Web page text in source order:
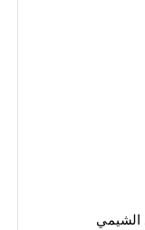
الشيمي